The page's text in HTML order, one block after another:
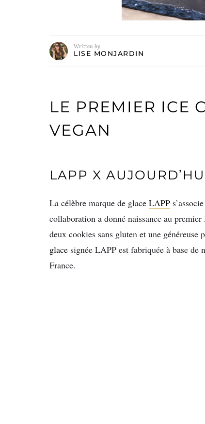
Written by
LISE MONJARDIN
LE PREMIER ICE
VEGAN
LAPP X
La célèbre marque de glace LAPP
collaboration a donné naissance au
deux cookies sans gluten et une
glace signée LAPP est fabriquée à base
France.